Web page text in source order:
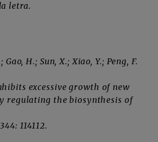
letra.
H.; Sun, X.; Xiao, Y.; Peng, F.
excessive growth of new
regulating the biosynthesis of
114112.